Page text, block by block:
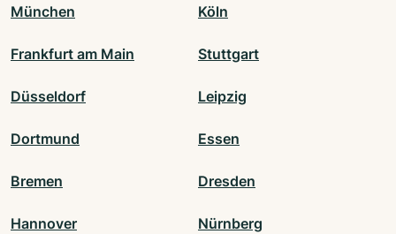
München Köln
Frankfurt am Main Stuttgart
Düsseldorf Leipzig
Dortmund Essen
Bremen Dresden
Hannover Nürnberg